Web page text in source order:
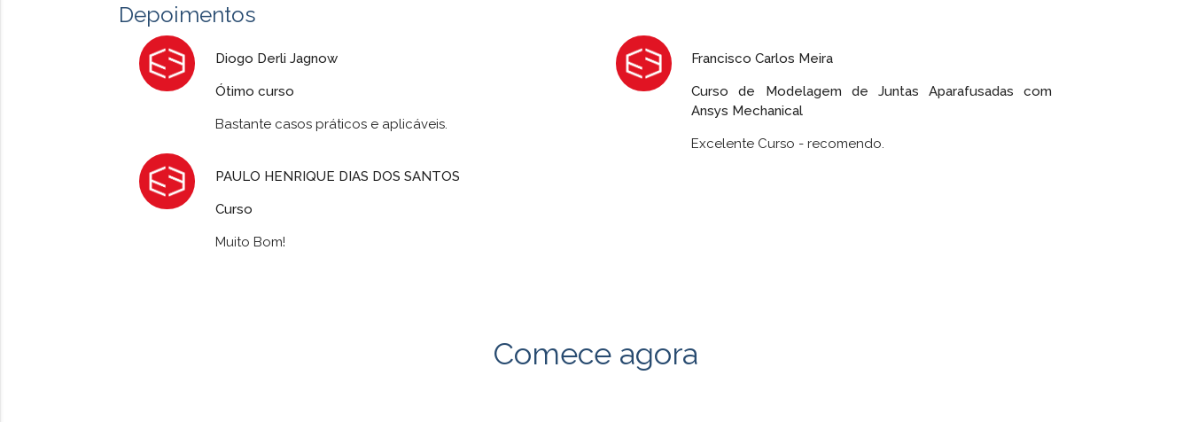
Depoimentos
Diogo Derli Jagnow
Ótimo curso
Bastante casos práticos e aplicáveis.
Francisco Carlos Meira
Curso de Modelagem de Juntas Aparafusadas com
Ansys Mechanical
Excelente Curso - recomendo.
PAULO HENRIQUE DIAS DOS SANTOS
Curso
Muito Bom!
Comece agora